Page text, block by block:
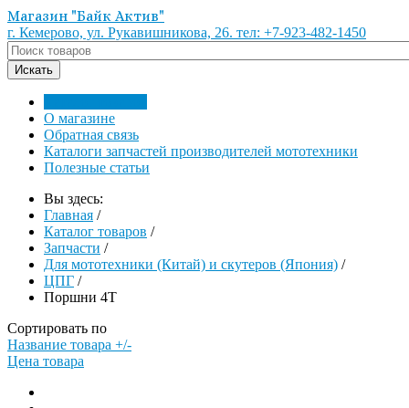
Магазин "Байк Актив"
г. Кемерово, ул. Рукавишникова, 26. тел: +7-923-482-1450
О магазине
Обратная связь
Каталоги запчастей производителей мототехники
Полезные статьи
Вы здесь:
Главная /
Каталог товаров /
Запчасти /
Для мототехники (Китай) и скутеров (Япония) /
ЦПГ /
Поршни 4Т
Сортировать по
Название товара +/-
Цена товара